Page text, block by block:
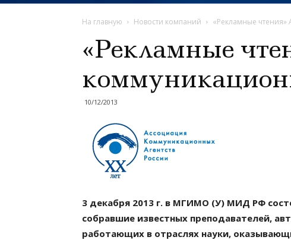
На главную Новости компаний «Рекламные чтения»
«Рекламные
10/12/2013
3 декабря 2013 г. в МГИМО (У) МИД РФ
собравшие известных преподавателей,
работающих в отраслях науки,